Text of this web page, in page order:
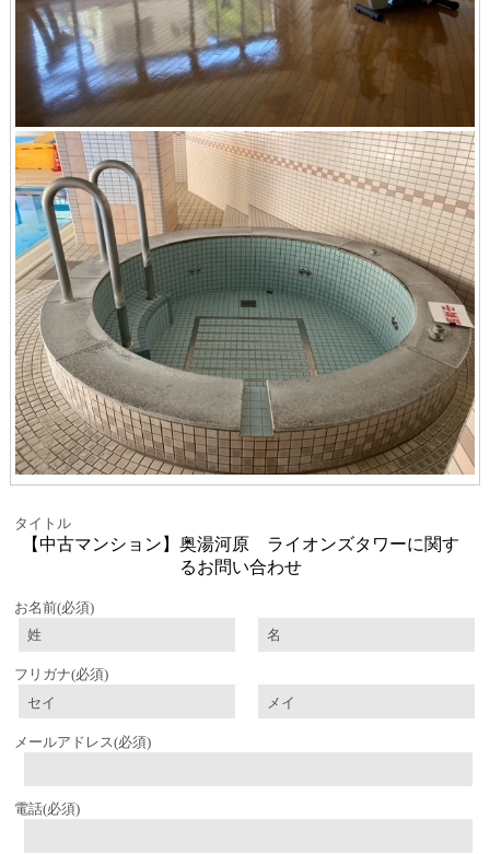
タイトル
【中古マンション】奥湯河原 ライオンズタワーに関す
るお問い合わせ
お名前(必須)
フリガナ(必須)
メールアドレス(必須)
電話(必須)